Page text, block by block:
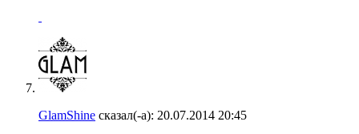
GlamShine сказал(-а): 20.07.2014 20:45